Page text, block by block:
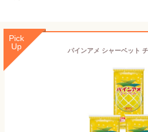
Pick
Up
パインアメ シャーベット